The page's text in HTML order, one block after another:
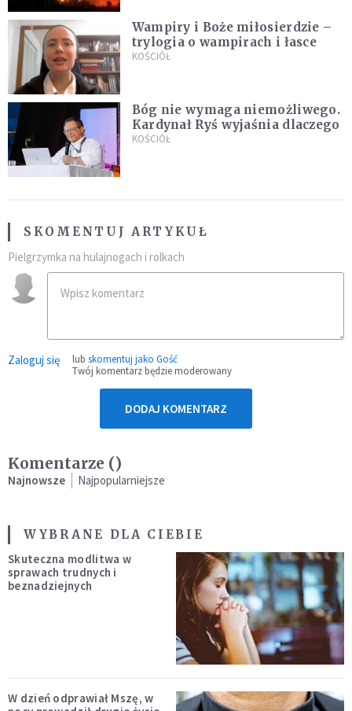
Wampiry i Boże miłosierdzie –
trylogia o wampirach i łasce
KOŚCIÓŁ
Bóg nie wymaga niemożliwego.
Kardynał Ryś wyjaśnia dlaczego
KOŚCIÓŁ
SKOMENTUJ ARTYKUŁ
Pielgrzymka na hulajnogach i rolkach
Zaloguj się lub skomentuj jako Gość
Twój komentarz będzie moderowany
DODAJ KOMENTARZ
Komentarze ()
Najnowsze Najpopularniejsze
WYBRANE DLA CIEBIE
Skuteczna modlitwa w
sprawach trudnych i
beznadziejnych
W dzień odprawiał Mszę, w